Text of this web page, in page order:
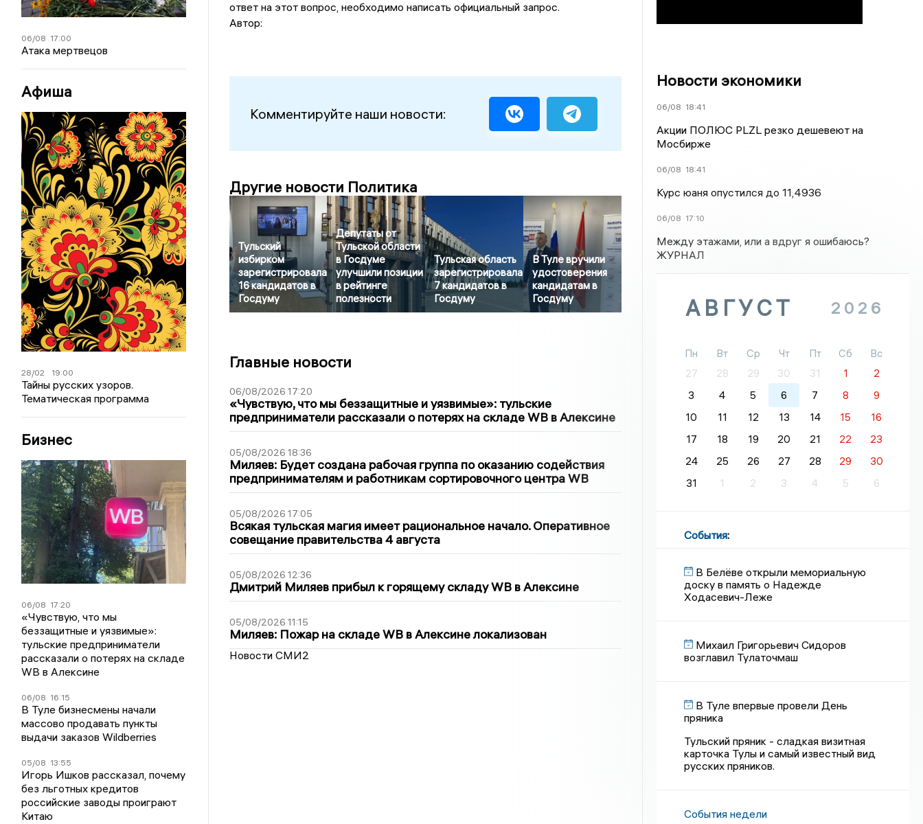
06/08 17:00
Атака мертвецов
Афиша
28/02 19:00
Тайны русских узоров.
Тематическая программа
Бизнес
06/08 17:20
«Чувствую, что мы
беззащитные и уязвимые»:
тульские предприниматели
рассказали о потерях на складе
WB в Алексине
06/08 16:15
В Туле бизнесмены начали
массово продавать пункты
выдачи заказов Wildberries
05/08 13:55
Игорь Ишков рассказал, почему
без льготных кредитов
российские заводы проиграют
Китаю
ответ на этот вопрос, необходимо написать официальный запрос.
Автор:
Комментируйте наши новости:
Другие новости Политика
Тульский
избирком
зарегистрировала
16 кандидатов в
Госдуму
Депутаты от
Тульской области
в Госдуме
улучшили позиции
в рейтинге
полезности
Тульская область
зарегистрировала
7 кандидатов в
Госдуму
В Туле вручили
удостоверения
кандидатам в
Госдуму
Главные новости
06/08/2026 17:20
«Чувствую, что мы беззащитные и уязвимые»: тульские
предприниматели рассказали о потерях на складе WB в Алексине
05/08/2026 18:36
Миляев: Будет создана рабочая группа по оказанию содействия
предпринимателям и работникам сортировочного центра WB
05/08/2026 17:05
Всякая тульская магия имеет рациональное начало. Оперативное
совещание правительства 4 августа
05/08/2026 12:36
Дмитрий Миляев прибыл к горящему складу WB в Алексине
05/08/2026 11:15
Миляев: Пожар на складе WB в Алексине локализован
Новости СМИ2
Новости экономики
06/08 18:41
Акции ПОЛЮС PLZL резко дешевеют на
Мосбирже
06/08 18:41
Курс юаня опустился до 11,4936
06/08 17:10
Между этажами, или а вдруг я ошибаюсь?
ЖУРНАЛ
АВГУСТ 2026
Пн Вт Ср Чт Пт Сб
Вс
27
28 29 30 31 1
2
3
4 5 6 7 8
9
10
11 12 13 14 15
16
17
18 19 20 21 22
23
24
25 26 27 28 29
30
31
1 2 3 4 5 6
События:
В Белёве открыли мемориальную
доску в память о Надежде
Ходасевич-Леже
Михаил Григорьевич Сидоров
возглавил Тулаточмаш
В Туле впервые провели День
пряника
Тульский пряник - сладкая визитная
карточка Тулы и самый известный вид
русских пряников.
События недели